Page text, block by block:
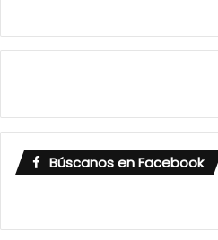
Búscanos en Facebook